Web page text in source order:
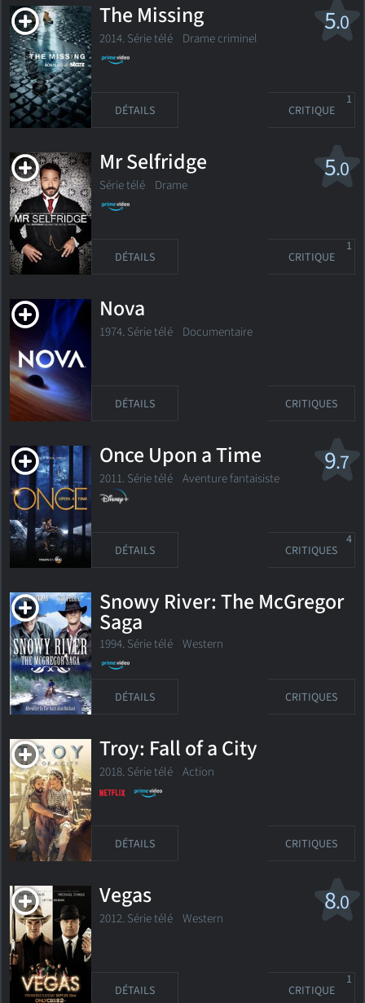
5.0
The Missing
2014. Série télé Drame criminel
DÉTAILS CRITIQUE
1
5.0
Mr Selfridge
Série télé Drame
DÉTAILS CRITIQUE
1
Nova
1974. Série télé Documentaire
DÉTAILS CRITIQUES
9.7
Once Upon a Time
2011. Série télé Aventure fantaisiste
DÉTAILS CRITIQUES
4
Snowy River: The McGregor
Saga
1994. Série télé Western
DÉTAILS CRITIQUES
Troy: Fall of a City
2018. Série télé Action
DÉTAILS CRITIQUES
8.0
Vegas
2012. Série télé Western
DÉTAILS CRITIQUE
1